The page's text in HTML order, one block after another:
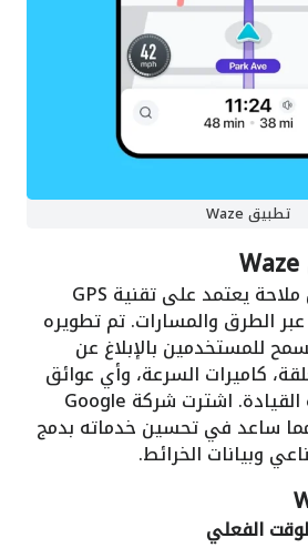
تطبيق Waze
تطبيق ملاحة يعتمد على تقنية GPS
الطرق والمسارات. تم تطويره
للمستخدمين بالإبلاغ عن
كاميرات السرعة، وأي عوائق
أخرى تؤثر على تجربة القيادة. اشترت شركة Google
عام 2013، مما ساعد في تحسين خدماته بدمج
وبيانات الخرائط.
الفعلي